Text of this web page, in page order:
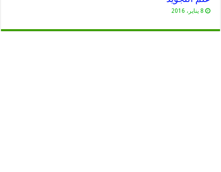
8 يناير، 2016